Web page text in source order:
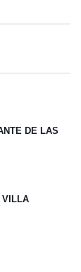
DE LAS
VILLA